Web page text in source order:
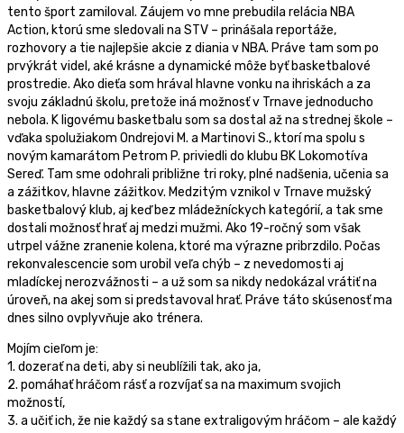
tento šport zamiloval. Záujem vo mne prebudila relácia NBA
Action, ktorú sme sledovali na STV – prinášala reportáže,
rozhovory a tie najlepšie akcie z diania v NBA. Práve tam som po
prvýkrát videl, aké krásne a dynamické môže byť basketbalové
prostredie. Ako dieťa som hrával hlavne vonku na ihriskách a za
svoju základnú školu, pretože iná možnosť v Trnave jednoducho
nebola. K ligovému basketbalu som sa dostal až na strednej škole –
vďaka spolužiakom Ondrejovi M. a Martinovi S., ktorí ma spolu s
novým kamarátom Petrom P. priviedli do klubu BK Lokomotíva
Sereď. Tam sme odohrali približne tri roky, plné nadšenia, učenia sa
a zážitkov, hlavne zážitkov. Medzitým vznikol v Trnave mužský
basketbalový klub, aj keď bez mládežníckych kategórií, a tak sme
dostali možnosť hrať aj medzi mužmi. Ako 19-ročný som však
utrpel vážne zranenie kolena, ktoré ma výrazne pribrzdilo. Počas
rekonvalescencie som urobil veľa chýb – z nevedomosti aj
mladíckej nerozvážnosti – a už som sa nikdy nedokázal vrátiť na
úroveň, na akej som si predstavoval hrať. Práve táto skúsenosť ma
dnes silno ovplyvňuje ako trénera.
Mojím cieľom je:
1. dozerať na deti, aby si neublížili tak, ako ja,
2. pomáhať hráčom rásť a rozvíjať sa na maximum svojich
možností,
3. a učiť ich, že nie každý sa stane extraligovým hráčom – ale každý